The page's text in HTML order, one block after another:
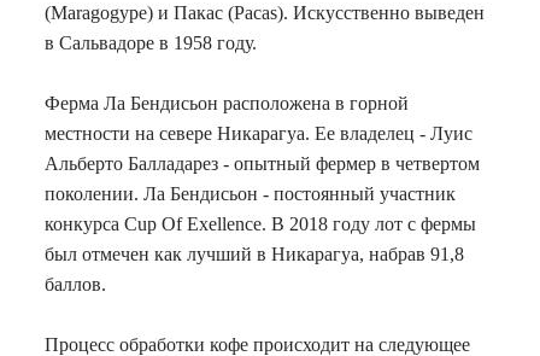
(Maragogype) и Пакас (Pacas). Искусственно выведен
в Сальвадоре в 1958 году.
Ферма Ла Бендисьон расположена в горной
местности на севере Никарагуа. Ее владелец - Луис
Альберто Балладарез - опытный фермер в четвертом
поколении. Ла Бендисьон - постоянный участник
конкурса Cup Of Exellence. В 2018 году лот с фермы
был отмечен как лучший в Никарагуа, набрав 91,8
баллов.
Процесс обработки кофе происходит на следующее